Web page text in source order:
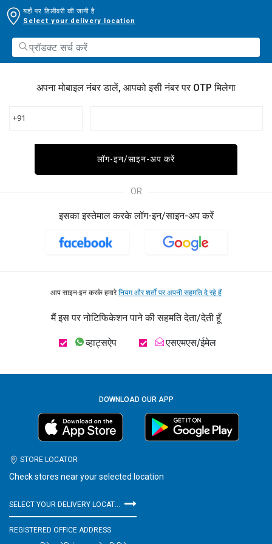
यहाँ पर डिलीवरी की जानी है :
Select your delivery location
अपना मोबाइल नंबर डालें, आपको इसी नंबर पर OTP मिलेगा
+91
लॉग-इन/साइन-अप करें
OR
इसका इस्तेमाल करके लॉग-इन/साइन-अप करें
आप साइन-इन करके हमारेनियम और शर्तों पर अपनी सहमति दे रहे हैं
मैं इस पर नोटिफिकेशन पाने की सहमति देता/देती हूँ
व्हाट्सऐप एसएमएस/ईमेल
DOWNLOAD OUR APP
STORE LOCATOR
Check stores near your selected location
SELECT YOUR DELIVERY LOCATION
REGISTERED OFFICE ADDRESS